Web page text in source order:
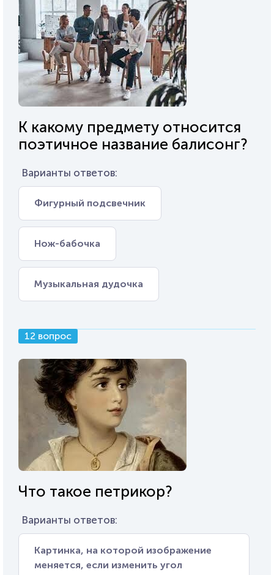
К какому предмету относится
поэтичное название балисонг?
Варианты ответов:
Фигурный подсвечник
Нож-бабочка
Музыкальная дудочка
12 вопрос
Что такое петрикор?
Варианты ответов:
Картинка, на которой изображение
меняется, если изменить угол